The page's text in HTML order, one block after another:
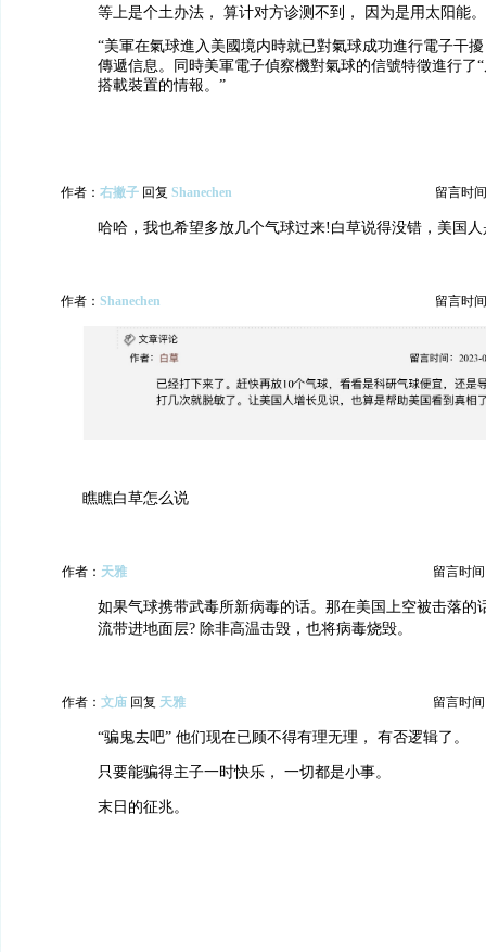
等上是个土办法， 算计对方诊测不到， 因为是用太阳能。
“美軍在氣球進入美國境内時就已對氣球成功進行電子干
傳遞信息。同時美軍電子偵察機對氣球的信號特徵進行了
搭載裝置的情報。”
作者： 右撇子 回复 Shanechen 留言时
哈哈，我也希望多放几个气球过来!白草说得没错，美国
作者： Shanechen 留言时
瞧瞧白草怎么说
作者： 天雅 留言时间
如果气球携带武毒所新病毒的话。那在美国上空被击落的
流带进地面层? 除非高温击毁，也将病毒烧毁。
作者： 文庙 回复 天雅 留言时间
“骗鬼去吧” 他们现在已顾不得有理无理， 有否逻辑了。
只要能骗得主子一时快乐， 一切都是小事。
末日的征兆。